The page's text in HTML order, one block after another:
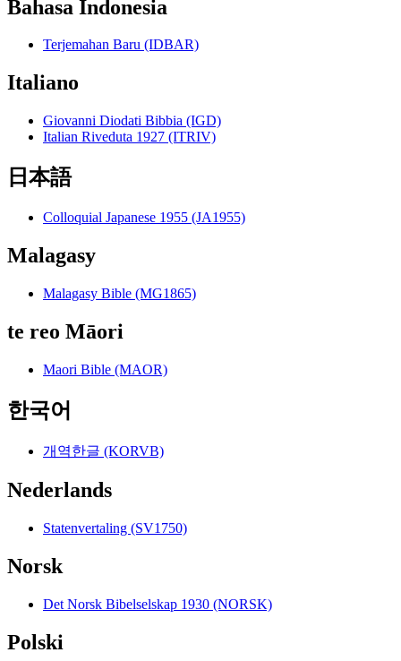
Bahasa Indonesia
Terjemahan Baru (IDBAR)
Italiano
Giovanni Diodati Bibbia (IGD)
Italian Riveduta 1927 (ITRIV)
日本語
Colloquial Japanese 1955 (JA1955)
Malagasy
Malagasy Bible (MG1865)
te reo Māori
Maori Bible (MAOR)
한국어
개역한글 (KORVB)
Nederlands
Statenvertaling (SV1750)
Norsk
Det Norsk Bibelselskap 1930 (NORSK)
Polski